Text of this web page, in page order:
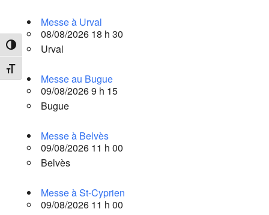
Passer en contraste élevé
Changer la taille de la police
Messe à Urval
08/08/2026 18 h 30
Urval
Messe au Bugue
09/08/2026 9 h 15
Bugue
Messe à Belvès
09/08/2026 11 h 00
Belvès
Messe à St-Cyprien
09/08/2026 11 h 00